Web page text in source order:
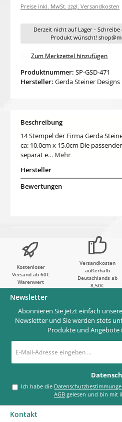
Preise inkl. MwSt. zzgl. Versandkosten
Derzeit nicht auf Lager -
Produkt wünscht!
Zum Merkzettel hinzufügen
Produktnummer: SP-GSD-471
Hersteller: Gerda Steiner Designs
Beschreibung
14 Stempel der Firma Gerda
ca: 10,0cm x 15,0cm Die
separat e… Mehr
Hersteller
Bewertungen
Kostenloser
Versand ab 60€
Warenwert
Versandkosten
außerhalb
Deutschlands ab
8,50€
Newsletter
Abonnieren Sie jetzt einfach
Newsletter und Sie werden stets
Produkte und
Mail-
*
Ich habe die
AGB gelesen und bin mit
Kontakt